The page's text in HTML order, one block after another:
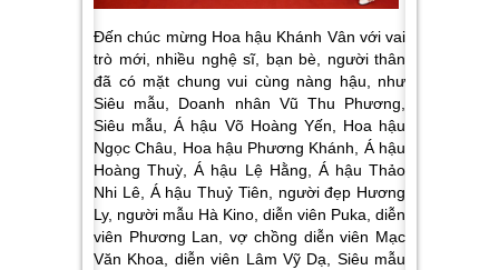
Đến chúc mừng Hoa hậu Khánh Vân với vai
trò mới, nhiều nghệ sĩ, bạn bè, người thân
đã có mặt chung vui cùng nàng hậu, như
Siêu mẫu, Doanh nhân Vũ Thu Phương,
Siêu mẫu, Á hậu Võ Hoàng Yến, Hoa hậu
Ngọc Châu, Hoa hậu Phương Khánh, Á hậu
Hoàng Thuỳ, Á hậu Lệ Hằng, Á hậu Thảo
Nhi Lê, Á hậu Thuỷ Tiên, người đẹp Hương
Ly, người mẫu Hà Kino, diễn viên Puka, diễn
viên Phương Lan, vợ chồng diễn viên Mạc
Văn Khoa, diễn viên Lâm Vỹ Dạ, Siêu mẫu